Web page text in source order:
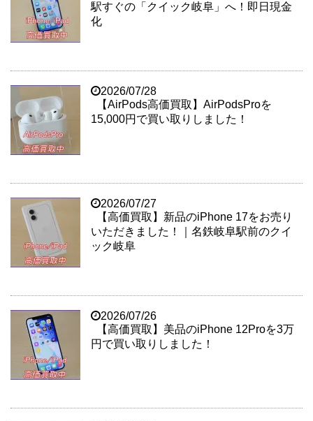
駅すぐの「クイック岐阜」へ！即日現金
化
2026/07/28
【AirPods高価買取】AirPodsProを
15,000円で買い取りしました！
2026/07/27
【高価買取】新品のiPhone 17をお売り
いただきました！｜名鉄岐阜駅前のクイ
ック岐阜
2026/07/26
【高価買取】美品のiPhone 12Proを3万
円で買い取りしました！